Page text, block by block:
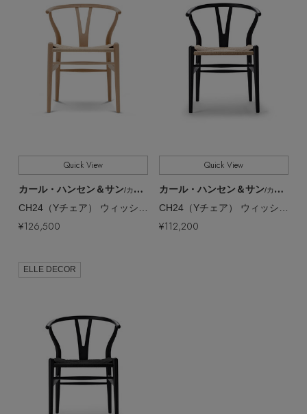
Quick View
カール・ハンセン＆サン/カール・ハンセン＆サン
¥126,500
Quick View
カール・ハンセン＆サン/カール・ハンセン＆サン
¥112,200
ELLE DECOR